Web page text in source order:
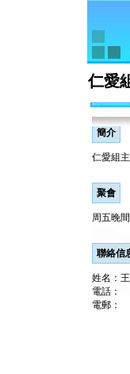
仁愛
簡介
仁愛組
聚會
周五晚
聯絡信
姓名：
電話：
電郵：